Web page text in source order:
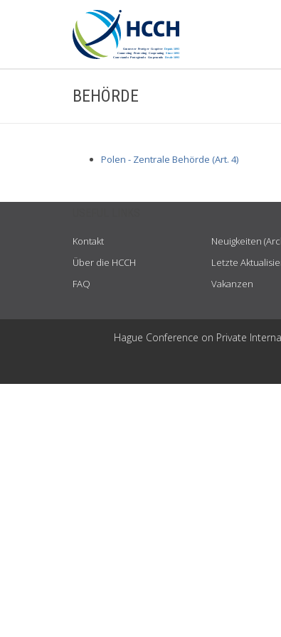
BEHÖRDE
Polen - Zentrale Behörde (Art. 4)
Kontakt
Über die HCCH
FAQ
Neuigkeiten
Letzte
Vakanzen
Hague Conference on Private